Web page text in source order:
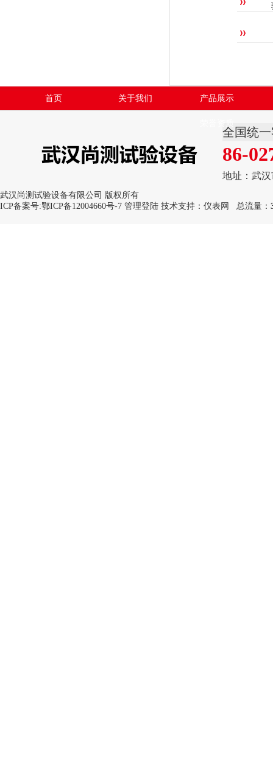
首页 关于我们 产品展示
全国统
86-
地址：武
武汉尚测试验设备有限公司 版权所有
ICP备案号:鄂ICP备12004660号-7 管理登陆 技术支持： 仪表网 总流量：